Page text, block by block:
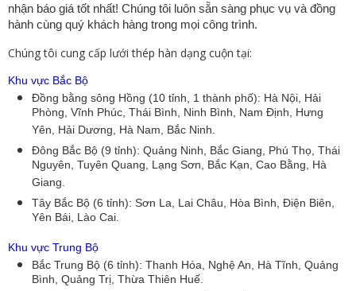
nhận báo giá tốt nhất! Chúng tôi luôn sẵn sàng phục vụ và đồng
hành cùng quý khách hàng trong mọi công trình.
Chúng tôi cung cấp lưới thép hàn dạng cuộn tại:
Khu vực Bắc Bộ
Đồng bằng sông Hồng (10 tỉnh, 1 thành phố): Hà Nội, Hải
Phòng, Vĩnh Phúc, Thái Bình, Ninh Bình, Nam Định, Hưng
Yên, Hải Dương, Hà Nam, Bắc Ninh.
Đông Bắc Bộ (9 tỉnh): Quảng Ninh, Bắc Giang, Phú Thọ, Thái
Nguyên, Tuyên Quang, Lạng Sơn, Bắc Kạn, Cao Bằng, Hà
Giang.
Tây Bắc Bộ (6 tỉnh): Sơn La, Lai Châu, Hòa Bình, Điện Biên,
Yên Bái, Lào Cai.
Khu vực Trung Bộ
Bắc Trung Bộ (6 tỉnh): Thanh Hóa, Nghệ An, Hà Tĩnh, Quảng
Bình, Quảng Trị, Thừa Thiên Huế.